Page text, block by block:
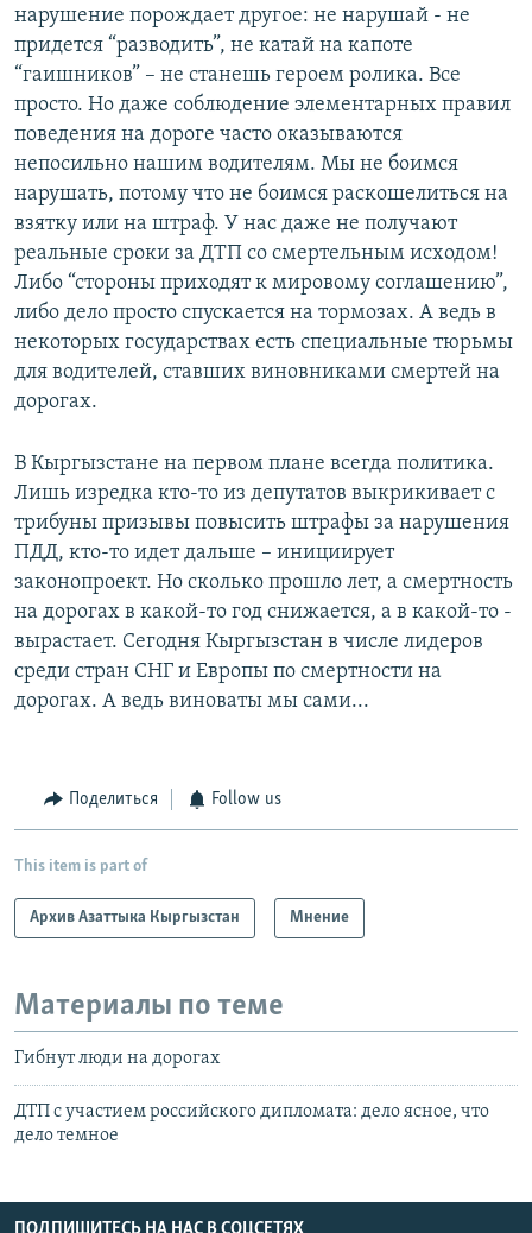
нарушение порождает другое: не нарушай - не
придется “разводить”, не катай на капоте
“гаишников” – не станешь героем ролика. Все
просто. Но даже соблюдение элементарных правил
поведения на дороге часто оказываются
непосильно нашим водителям. Мы не боимся
нарушать, потому что не боимся раскошелиться на
взятку или на штраф. У нас даже не получают
реальные сроки за ДТП со смертельным исходом!
Либо “стороны приходят к мировому соглашению”,
либо дело просто спускается на тормозах. А ведь в
некоторых государствах есть специальные тюрьмы
для водителей, ставших виновниками смертей на
дорогах.
В Кыргызстане на первом плане всегда политика.
Лишь изредка кто-то из депутатов выкрикивает с
трибуны призывы повысить штрафы за нарушения
ПДД, кто-то идет дальше – инициирует
законопроект. Но сколько прошло лет, а смертность
на дорогах в какой-то год снижается, а в какой-то -
вырастает. Сегодня Кыргызстан в числе лидеров
среди стран СНГ и Европы по смертности на
дорогах. А ведь виноваты мы сами...
Поделиться Follow us
This item is part of
Архив Азаттыка Кыргызстан Мнение
Материалы по теме
Гибнут люди на дорогах
ДТП с участием российского дипломата: дело ясное, что
дело темное